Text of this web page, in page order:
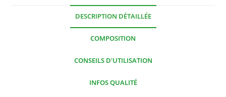
DESCRIPTION DÉTAILLÉE
COMPOSITION
CONSEILS D'UTILISATION
INFOS QUALITÉ